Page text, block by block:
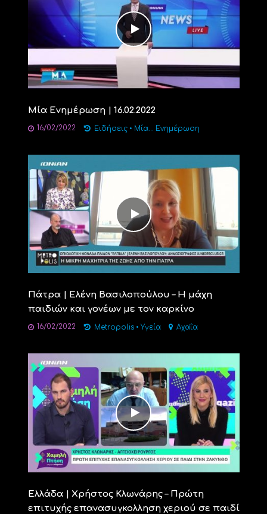
Μία Ενημέρωση | 16.02.2022
16/02/2022 Ειδήσεις • Μία... Ενημέρωση
Πάτρα | Eλένη Βασιλοπούλου – Η μάχη
παιδιών και γονέων με τον καρκίνο
16/02/2022 Metropolis • Υγεία Αχαΐα
Ελλάδα | Xρήστος Κλωνάρης – Πρώτη
επιτυχής επανασυγκολληση χεριού σε παιδί